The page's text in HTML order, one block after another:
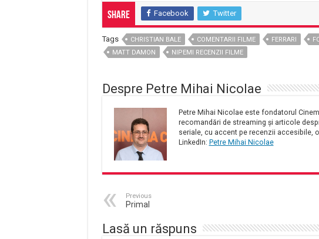
Share Facebook Twitter
Tags CHRISTIAN BALE COMENTARII FILME FERRARI
MATT DAMON
NIPEMI RECENZII FILME
Despre Petre Mihai Nicolae
Petre Mihai Nicolae este fondatorul
recomandări de streaming și articole
seriale, cu accent pe recenzii accesibile,
LinkedIn: Petre Mihai Nicolae
Previous
Primal
Lasă un răspuns